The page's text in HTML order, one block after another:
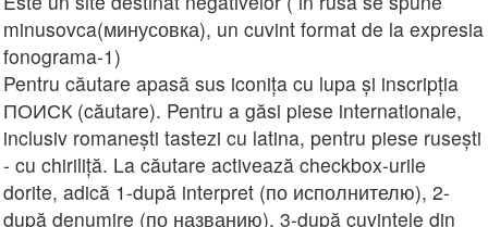
minusovca(минусовка), un cuvint format de la expresia
fonograma-1)
Pentru căutare apasă sus iconița cu lupa și inscripția
ПОИСК (căutare). Pentru a găsi piese internationale,
inclusiv romanești tastezi cu latina, pentru piese rusești
- cu chiriliță. La căutare activează checkbox-urile
dorite, adică 1-după interpret (по исполнителю), 2-
după denumire (по названию), 3-după cuvintele din